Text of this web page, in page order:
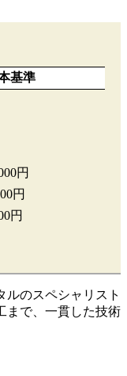
基準
円
円
円
ルのスペシャリスト
まで、一貫した技術